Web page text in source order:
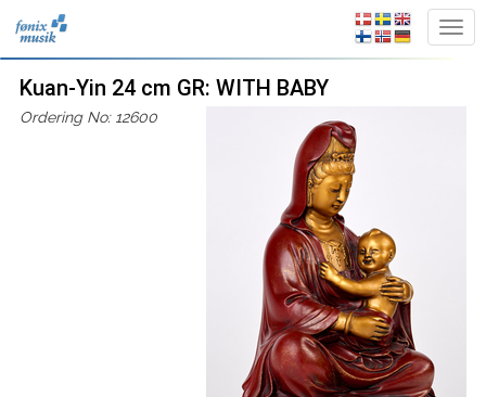
Kuan-Yin 24 cm GR: WITH BABY
Ordering No: 12600